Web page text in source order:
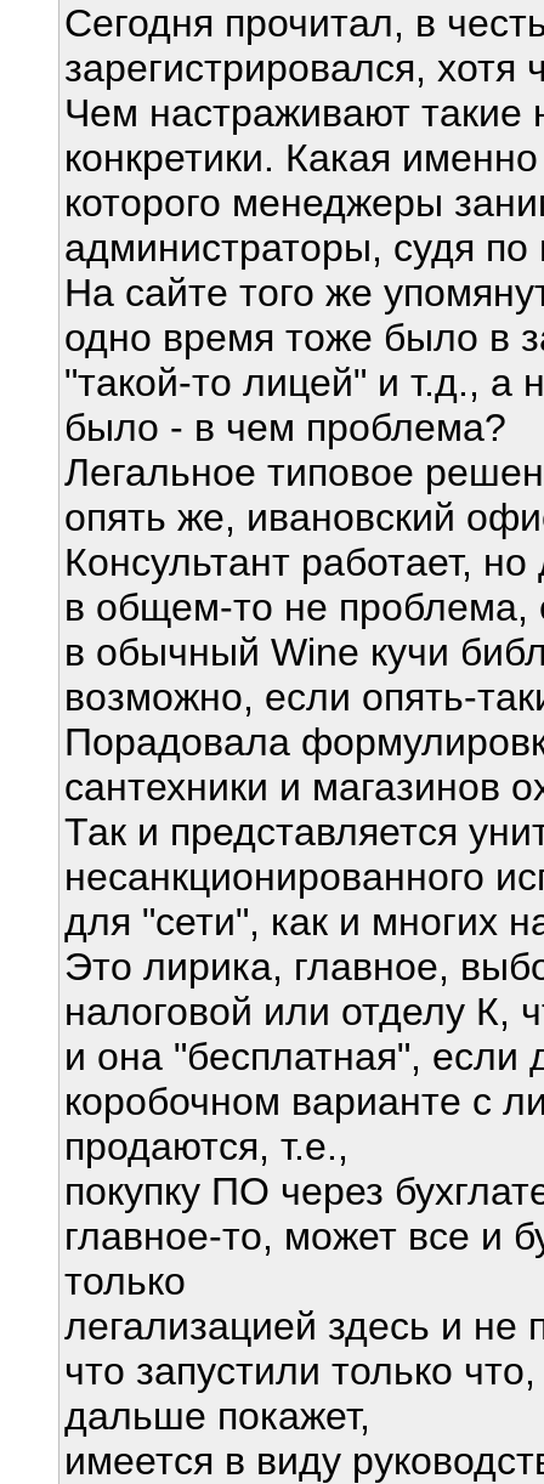
Сегодня прочитал, в
зарегистрировался, хотя
Чем настраживают такие
конкретики. Какая
которого менеджеры
администраторы, судя по
На сайте того же
одно время тоже было в
"такой-то лицей" и т.д., а
было - в чем проблема?
Легальное типовое
опять же, ивановский
Консультант работает,
в общем-то не проблема,
в обычный Wine кучи
возможно, если опять-
Порадовала
сантехники и магазинов
Так и представляется
несанкционированного
для "сети", как и многих
Это лирика, главное,
налоговой или отделу К,
и она "бесплатная", если
коробочном варианте с
продаются, т.е.,
покупку ПО через
главное-то, может все и
только
легализацией здесь и не
что запустили только
дальше покажет,
имеется в виду